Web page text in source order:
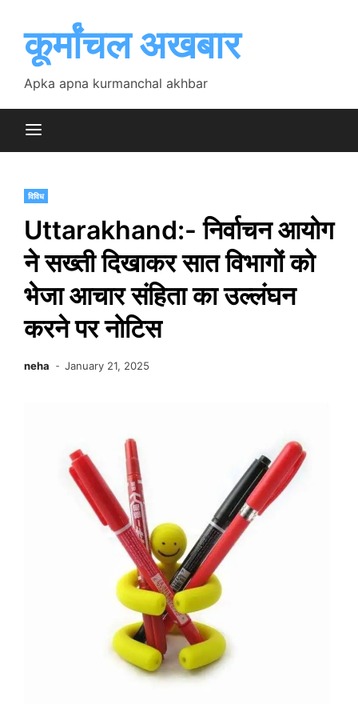
contentकूर्मांचल अखबार
Apka apna kurmanchal akhbar
विविध
Uttarakhand:- निर्वाचन आयोग
ने सख्ती दिखाकर सात विभागों को
भेजा आचार संहिता का उल्लंघन
करने पर नोटिस
neha January 21, 2025